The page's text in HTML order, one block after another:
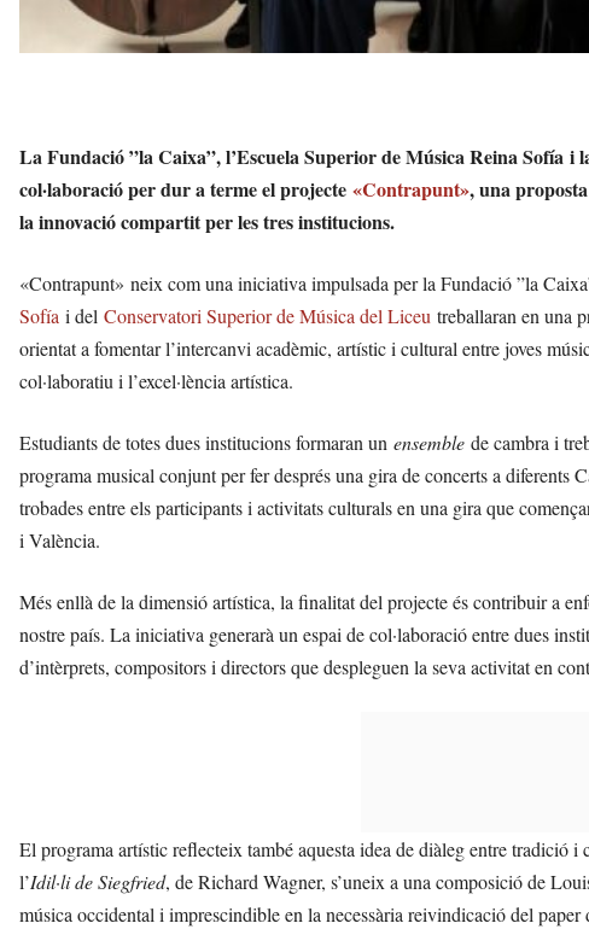
La Fundació ”la Caixa”, l’Escuela Superior de Música Reina Sofía i
col·laboració per dur a terme el projecte «Contrapunt», una
la innovació compartit per les tres institucions.
«Contrapunt» neix com una iniciativa impulsada per la Fundació ”la
Sofía i del Conservatori Superior de Música del Liceu treballaran en una
orientat a fomentar l’intercanvi acadèmic, artístic i cultural entre joves
col·laboratiu i l’excel·lència artística.
Estudiants de totes dues institucions formaran un ensemble de cambra i
programa musical conjunt per fer després una gira de concerts a diferents
trobades entre els participants i activitats culturals en una gira que
i València.
Més enllà de la dimensió artística, la finalitat del projecte és contribuir a
nostre país. La iniciativa generarà un espai de col·laboració entre dues
d’intèrprets, compositors i directors que despleguen la seva activitat en
El programa artístic reflecteix també aquesta idea de diàleg entre tradició
l’Idil·li de Siegfried, de Richard Wagner, s’uneix a una composició de
música occidental i imprescindible en la necessària reivindicació del